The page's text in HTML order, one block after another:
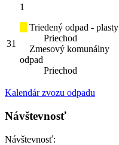
31
1
Triedený odpad - plasty
Priechod
Zmesový komunálny
odpad
Priechod
Kalendár zvozu odpadu
Návštevnosť
Návštevnosť: